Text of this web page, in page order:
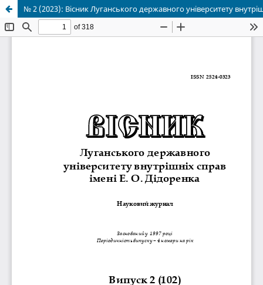
№ 2 (2023): Вісник Луганського державного університету